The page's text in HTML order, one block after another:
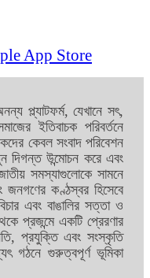
প্ল্যাটফর্ম, যেখানে সৎ,
ইতিবাচক পরিবর্তনে
কেবল সংবাদ পরিবেশন
দিগন্ত উন্মোচন করে এবং
সমস্যাগুলোকে সামনে
কণ্ঠস্বর হিসেবে
এবং বাঙালির সত্তা ও
প্রজন্মে একটি প্রেরণার
প্রযুক্তি এবং সংস্কৃতি
গঠনে গুরুত্বপূর্ণ ভূমিকা